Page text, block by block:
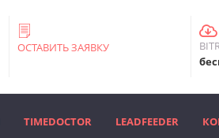
ОСТАВИТЬ ЗАЯВКУ
TIMEDOCTOR LEADFEEDER